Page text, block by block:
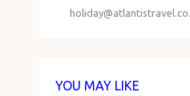
YOU MAY LIKE